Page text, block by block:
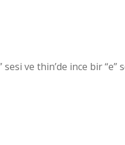
ve thin’de ince bir “e”